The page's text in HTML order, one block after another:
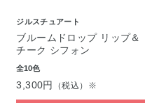
ジルスチュアート
ブルームドロップ リップ＆
チーク シフォン
全10色
3,300円 （税込）※